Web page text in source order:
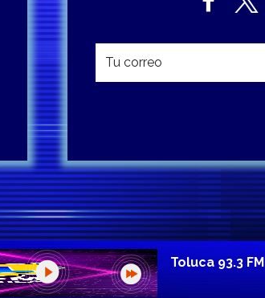
Toluca 93.3 FM